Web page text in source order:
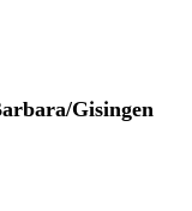
Gisingen